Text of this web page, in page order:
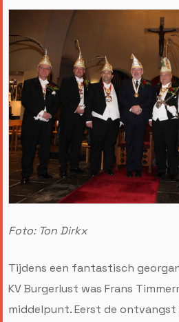
Foto: Ton Dirkx
Tijdens een fantastisch
KV Burgerlust was Frans
middelpunt. Eerst de